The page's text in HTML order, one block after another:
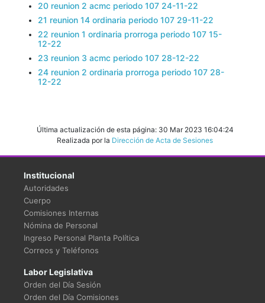
20 reunion 2 acmc periodo 107 24-11-22
21 reunion 14 ordinaria periodo 107 29-11-22
22 reunion 1 ordinaria prorroga periodo 107 15-
12-22
23 reunion 3 acmc periodo 107 28-12-22
24 reunion 2 ordinaria prorroga periodo 107 28-
12-22
Última actualización de esta página: 30 Mar 2023 16:04:24
Realizada por la Dirección de Acta de Sesiones
Institucional
Autoridades
Cuerpo
Comisiones Internas
Nómina de Personal
Ingreso Personal Planta Política
Correos y Teléfonos
Labor Legislativa
Orden del Día Sesión
Orden del Día Comisiones